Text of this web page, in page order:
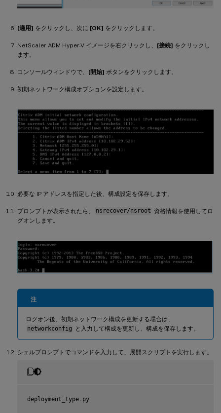
[適用] をクリックし、次に [OK] をクリックします。
NetScaler ADM Hyper-V イメージを右クリックし、 [接続] をクリックし
ます。
コンソールウィンドウで、 [開始] ボタンをクリックします。
初期ネットワーク構成オプションを設定します。
必要な IP アドレスを指定した後、構成設定を保存します。
プロンプトが表示されたら、 nsrecover/nsroot 資格情報を使用してロ
グオンします。
注
ログオン後、初期ネットワーク構成を更新する場合は、
networkconfig
と入力して構成を更新し、構成を保存します。
シェルプロンプトでコマンドを入力して、展開スクリプトを実行します。
deployment_type . py